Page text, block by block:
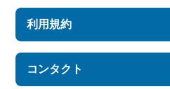
利用規約
コンタクト